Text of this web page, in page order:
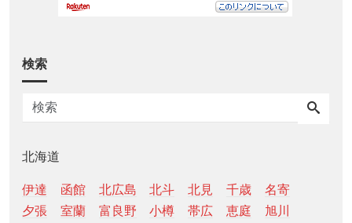
検索
北海道
伊達 函館 北広島 北斗 北見 千歳
名寄
夕張
室蘭 富良野 小樽 帯広 恵庭
旭川